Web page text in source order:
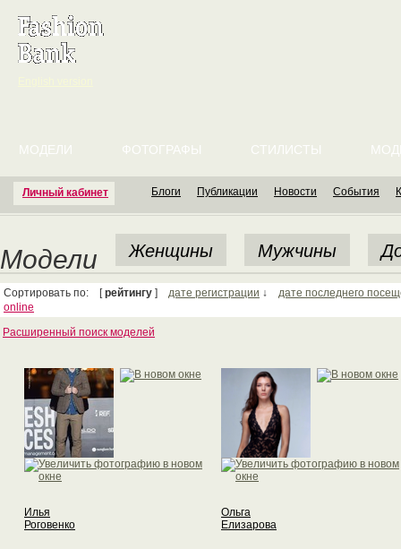
Личный кабинет
МОДЕЛИ ФОТОГРАФЫ СТИЛИСТЫ
Блоги Публикации Новости События
Модели Женщины Мужчины
Сортировать по: [рейтингу ] дате регистрации ↓ дате последнего
online
Расширенный поиск моделей
Илья
Роговенко
Ольга
Елизарова